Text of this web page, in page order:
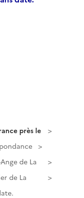
près le
de La
de La